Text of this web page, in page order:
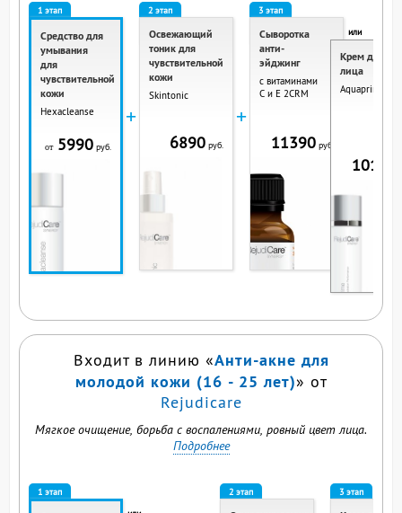
1 этап
Средство для
умывания
для
чувствительной
кожи
Hexacleanse
ПРОДУКТ
от5990 руб.
+
2 этап
Освежающий
тоник для
чувствительной
кожи
Skintonic
6890 руб.
+
3 этап
Сыворотка
анти-
эйджинг
с витаминами
С и Е 2CRM
11390 руб.
или
Крем для
лица
Aquaprime
10190
Входит в линию «Анти-акне для
молодой кожи (16 - 25 лет)» от
Rejudicare
Мягкое очищение, борьба с воспалениями, ровный цвет лица.
Подробнее
1 этап 2 этап 3 этап